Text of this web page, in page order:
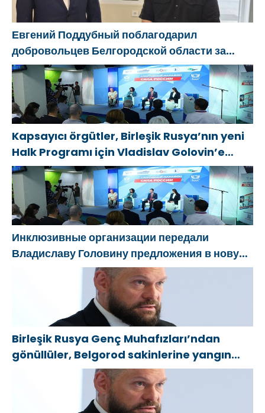
etkinlikleri
düzenledi
передовую
Евгений Поддубный поблагодарил
добровольцев Белгородской области за
мужество в спасении пострадавших от
обстрелов
Kapsayıcı örgütler, Birleşik Rusya’nın yeni
Halk Programı için Vladislav Golovin’e
teklifler sundu
Инклюзивные организации передали
Владиславу Головину предложения в новую
Народную программу «Единой России»
Birleşik Rusya Genç Muhafızları’ndan
gönüllüler, Belgorod sakinlerine yangın
söndürücüler ve jeneratörler konusunda
yardımcı olacak